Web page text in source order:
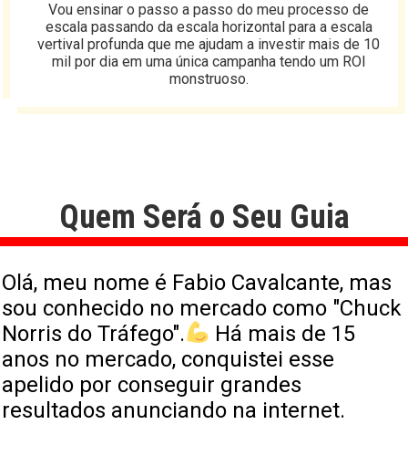
Vou ensinar o passo a passo do meu processo de
escala passando da escala horizontal para a escala
vertival profunda que me ajudam a investir mais de 10
mil por dia em uma única campanha tendo um ROI
monstruoso.
Quem Será o Seu Guia
Olá, meu nome é Fabio Cavalcante, mas
sou conhecido no mercado como "Chuck
Norris do Tráfego".
Há mais de 15
anos no mercado, conquistei esse
apelido por conseguir grandes
resultados anunciando na internet.